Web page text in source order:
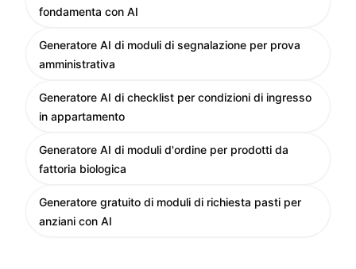
fondamenta con AI
Generatore AI di moduli di segnalazione per prova
amministrativa
Generatore AI di checklist per condizioni di ingresso
in appartamento
Generatore AI di moduli d'ordine per prodotti da
fattoria biologica
Generatore gratuito di moduli di richiesta pasti per
anziani con AI